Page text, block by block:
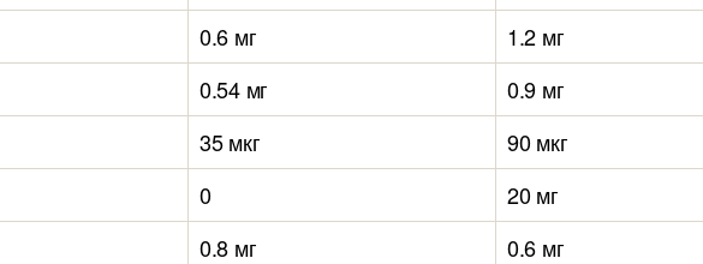
0.6 мг
1.2 мг
0.54 мг
0.9 мг
35 мкг
90 мкг
0
20 мг
0.8 мг
0.6 мг